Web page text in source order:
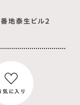
地泰生ビル2
気に入り